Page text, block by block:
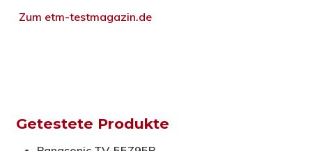
Zum etm-testmagazin.de
Getestete Produkte